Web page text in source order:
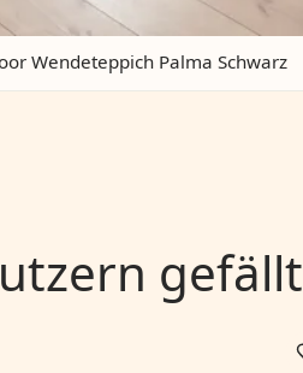
Wendeteppich Palma Schwarz
gefällt